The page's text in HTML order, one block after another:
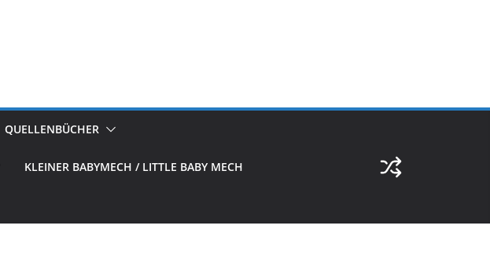
QUELLENBÜCHER
KLEINER BABYMECH / LITTLE BABY MECH